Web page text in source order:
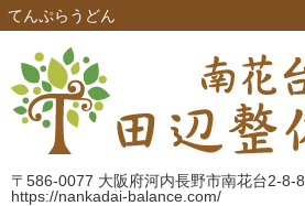
てんぷらうどん
〒586-0077 大阪府河内長野市南花台2-8-8
https://nankadai-balance.com/